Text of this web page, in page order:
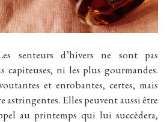
senteurs d’hivers ne sont pas
capiteuses, ni les plus gourmandes.
et enrobantes, certes, mais
astringentes. Elles peuvent aussi être
au printemps qui lui succèdera,